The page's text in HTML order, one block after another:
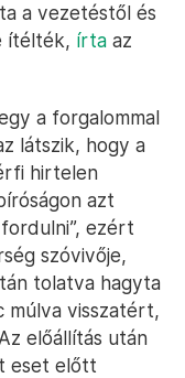
a vezetéstől és
ítélték, írta az
a forgalommal
látszik, hogy a
hirtelen
azt
ezért
szóvivője,
tolatva hagyta
múlva visszatért,
előállítás után
eset előtt